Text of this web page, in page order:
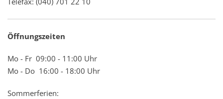
Öffnungszeiten
Mo - Fr 09:00 - 11:00 Uhr
Mo - Do 16:00 - 18:00 Uhr
Sommerferien: